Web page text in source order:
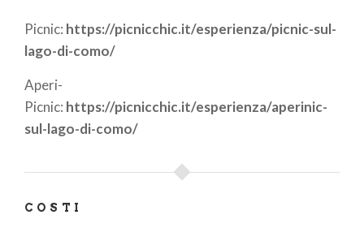
Picnic: https://picnicchic.it/esperienza/picnic-sul-
lago-di-como/
Aperi-
Picnic: https://picnicchic.it/esperienza/aperinic-
sul-lago-di-como/
COSTI